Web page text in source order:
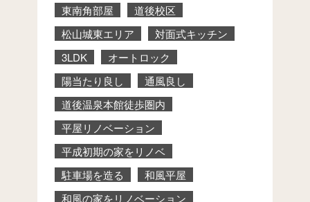
東南角部屋
道後校区
松山城東エリア
対面式キッチン
3LDK
オートロック
陽当たり良し
通風良し
道後温泉本館徒歩圏内
平屋リノベーション
平成初期の家をリノベ
駐車場を造る
和風平屋
和風の家をリノベーション